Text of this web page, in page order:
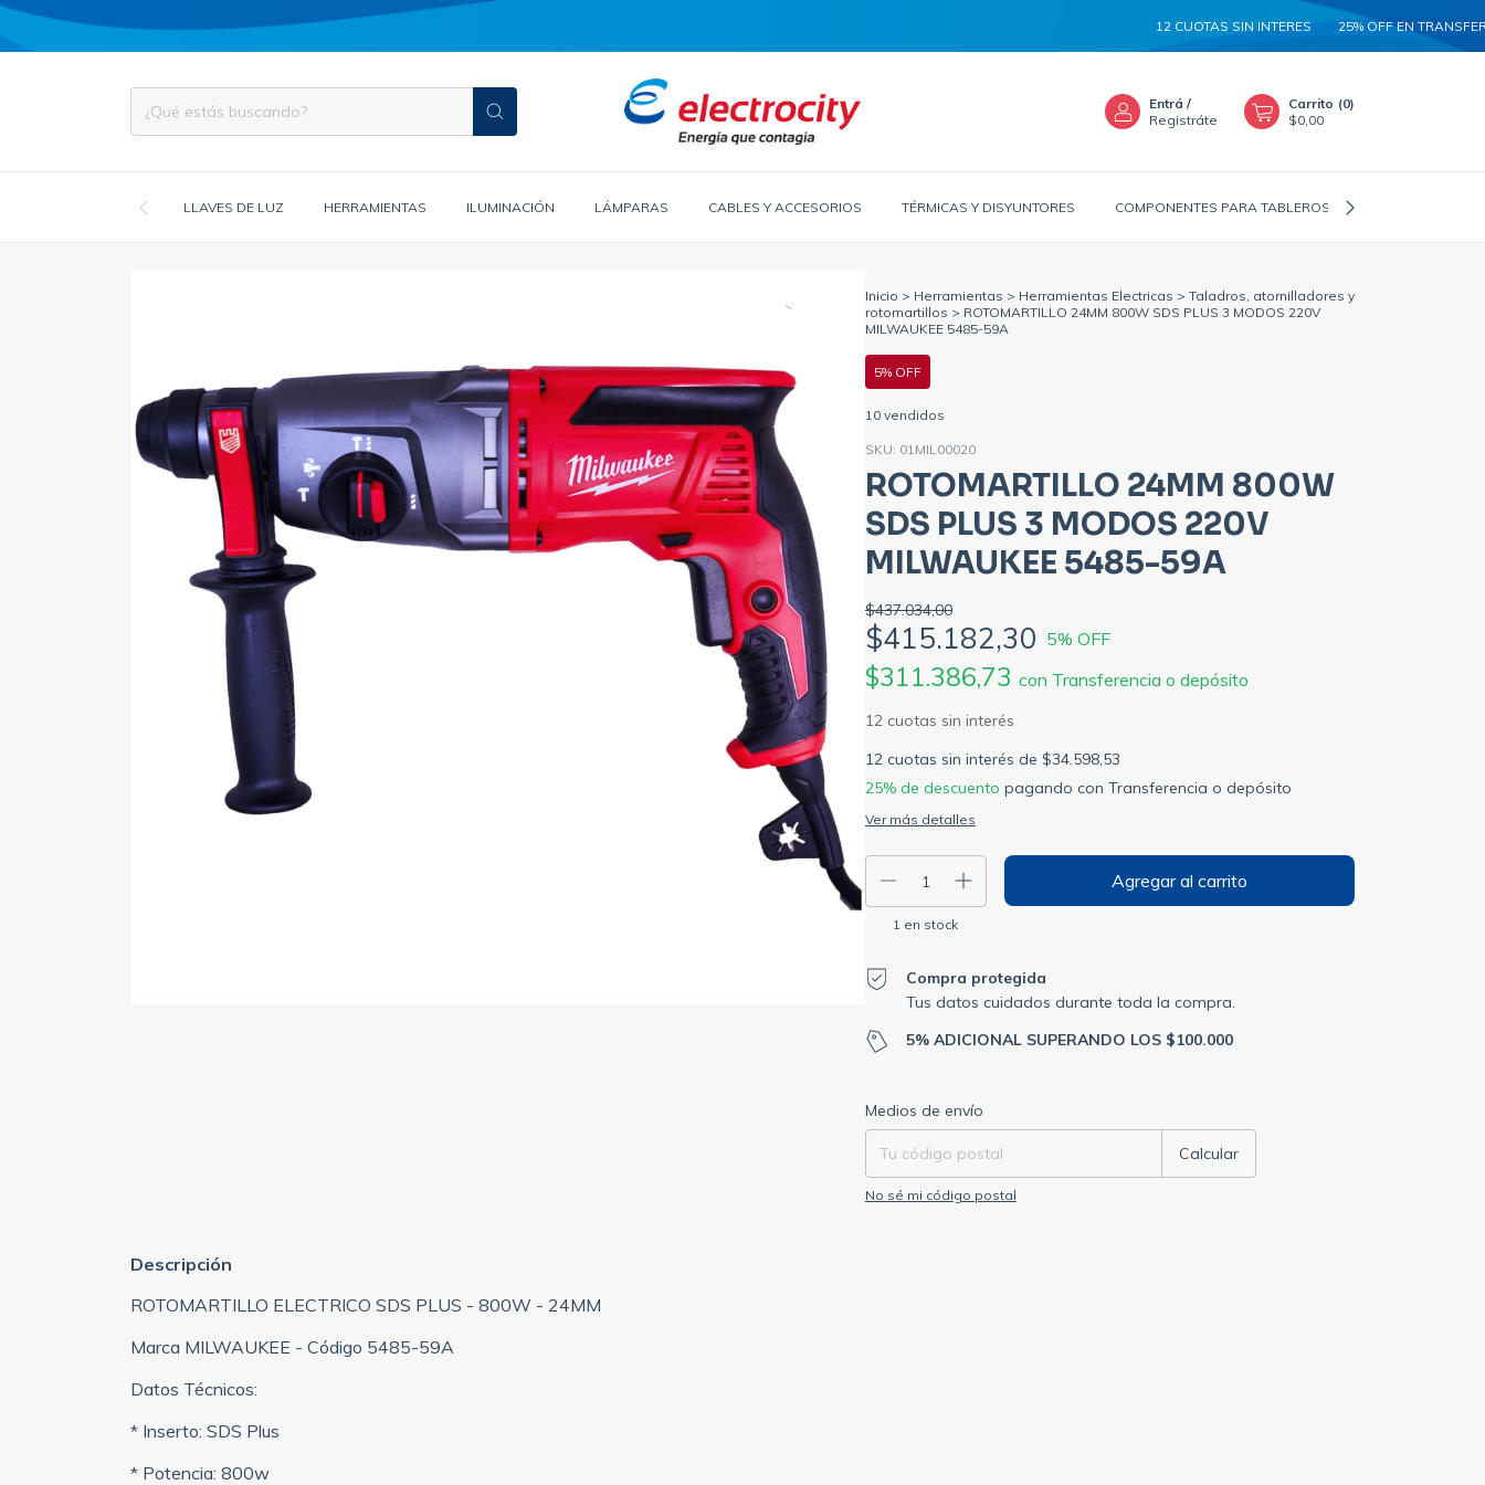
12 CUOTAS SIN INTERES 25% OFF EN TRANSFERENCIA
Entrá /
Registráte
Carrito (0)
$0,00
LLAVES DE LUZ HERRAMIENTAS ILUMINACIÓN LÁMPARAS CABLES Y ACCESORIOS TÉRMICAS Y DISYUNTORES COMPONENTES PARA TABLEROS
Inicio > Herramientas > Herramientas Electricas > Taladros, atornilladores y
rotomartillos > ROTOMARTILLO 24MM 800W SDS PLUS 3 MODOS 220V
MILWAUKEE 5485-59A
5% OFF
10 vendidos
SKU: 01MIL00020
ROTOMARTILLO 24MM 800W
SDS PLUS 3 MODOS 220V
MILWAUKEE 5485-59A
$437.034,00
$415.182,30 5% OFF
$311.386,73 con Transferencia o depósito
12 cuotas sin interés de $34.598,53
25% de descuento pagando con Transferencia o depósito
Ver más detalles
1 en stock
Compra protegida
Tus datos cuidados durante toda la compra.
5% ADICIONAL SUPERANDO LOS $100.000
Entregas para el CP:
Medios de envío
Calcular
No sé mi código postal
Descripción
ROTOMARTILLO ELECTRICO SDS PLUS - 800W - 24MM
Marca MILWAUKEE - Código 5485-59A
Datos Técnicos:
* Inserto: SDS Plus
* Potencia: 800w